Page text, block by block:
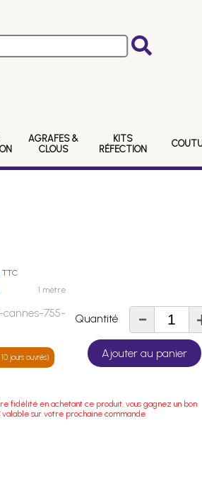
AGRAFES &
CLOUS
KITS
RÉFECTION
TTC
1 mètre
cannes-755-
jours ouvrés)
Quantité -
Ajouter au panier
fidélité en achetant ce produit, vous gagnez un bon
valable sur votre prochaine commande.